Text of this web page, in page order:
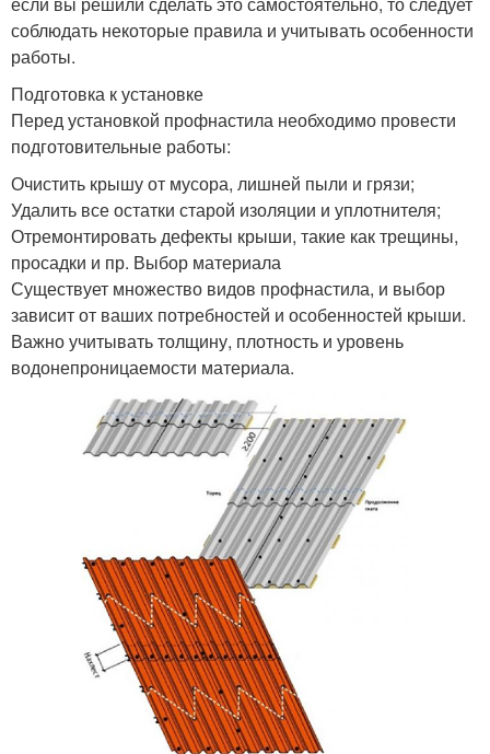
соблюдать некоторые правила и учитывать особенности
работы.
Подготовка к установке
Перед установкой профнастила необходимо провести
подготовительные работы:
Очистить крышу от мусора, лишней пыли и грязи;
Удалить все остатки старой изоляции и уплотнителя;
Отремонтировать дефекты крыши, такие как трещины,
просадки и пр. Выбор материала
Существует множество видов профнастила, и выбор
зависит от ваших потребностей и особенностей крыши.
Важно учитывать толщину, плотность и уровень
водонепроницаемости материала.